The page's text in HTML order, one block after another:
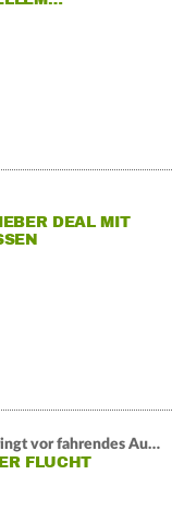
DEAL MIT
BaWü: Mann springt vor fahrendes Auto und schießt
FLUCHT